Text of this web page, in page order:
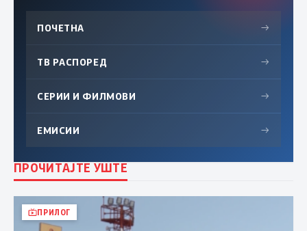
ПОЧЕТНА →
ТВ РАСПОРЕД →
СЕРИИ И ФИЛМОВИ →
ЕМИСИИ →
ПРОЧИТАЈТЕ УШТЕ
ПРИЛОГ